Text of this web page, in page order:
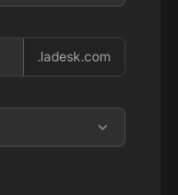
.ladesk.com